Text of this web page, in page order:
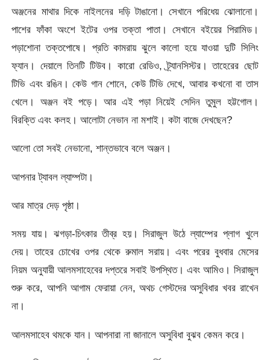
অঞ্জনের মাথার দিকে নাইলনের দড়ি টাঙানো। সেখানে পরিধেয় ঝোলানো।
পাশের ফাঁকা অংশে ইটের ওপর তক্তা পাতা। সেখানে বইয়ের পিরামিড।
পড়াশোনা তক্তপোষে। প্রতি কামরায় ঝুলে কালো হয়ে যাওয়া দুটি সিলিং
ফ্যান। দেয়ালে তিনটি টিউব। কারো রেডিও, ট্র্যানসিস্টর। তাহেরের ছোট
টিভি এবং রঙিন। কেউ গান শোনে, কেউ টিভি দেখে, আবার কখনো বা তাস
খেলে। অঞ্জন বই পড়ে। আর এই পড়া নিয়েই সেদিন তুমুল হট্টগোল।
বিরক্তি এবং কলহ। আলোটা নেভান না মশাই। কটা বাজে দেখছেন?
আলো তো সবই নেভানো, শান্তভাবে বলে অঞ্জন।
আপনার ট্যাবল ল্যাম্পটা।
আর মাত্র দেড় পৃষ্ঠা।
সময় যায়। ঝগড়া-চিৎকার তীব্র হয়। সিরাজুল উঠে ল্যাম্পের প্লাগ খুলে
দেয়। তাহের চোখের ওপর থেকে রুমাল সরায়। এবং পরের বুধবার মেসের
নিয়ম অনুযায়ী আলমসাহেবের দপ্তরে সবাই উপস্থিত। এবং আমিও। সিরাজুল
শুরু করে, আপনি আগাম ফেরায়া নেন, অথচ গেস্টদের অসুবিধার খবর রাখেন
না।
আলমসাহেব থমকে যান। আপনারা না জানালে অসুবিধা বুঝব কেমন করে।